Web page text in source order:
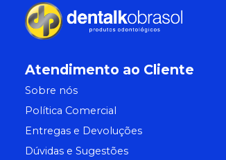
Atendimento ao Cliente
Sobre nós
Política Comercial
Entregas e Devoluções
Dúvidas e Sugestões